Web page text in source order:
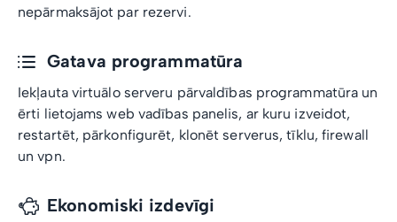
nepārmaksājot par rezervi.
Gatava programmatūra
Iekļauta virtuālo serveru pārvaldības programmatūra un
ērti lietojams web vadības panelis, ar kuru izveidot,
restartēt, pārkonfigurēt, klonēt serverus, tīklu, firewall
un vpn.
Ekonomiski izdevīgi